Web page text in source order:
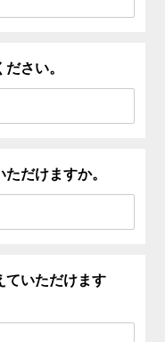
さい。
だけますか。
ていただけます